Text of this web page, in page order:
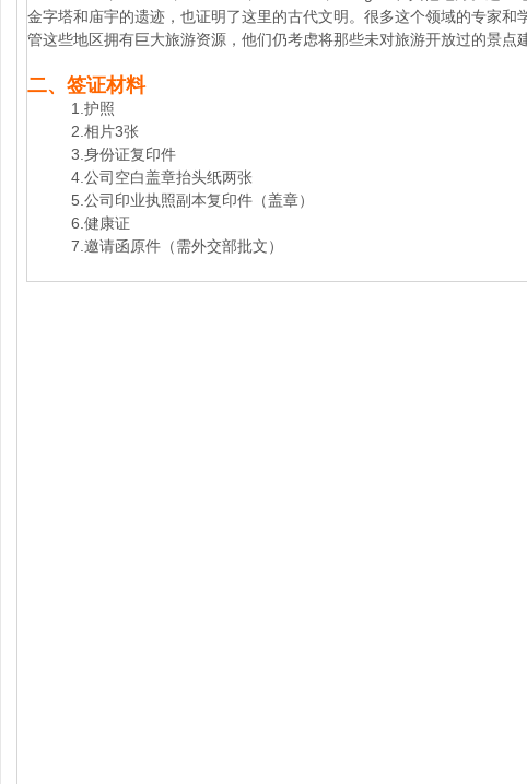
金字塔和庙宇的遗迹，也证明了这里的古代文明。很多这个领域的专家和
管这些地区拥有巨大旅游资源，他们仍考虑将那些未对旅游开放过的景点
二、签证材料
1.护照
2.相片3张
3.身份证复印件
4.公司空白盖章抬头纸两张
5.公司印业执照副本复印件（盖章）
6.健康证
7.邀请函原件（需外交部批文）